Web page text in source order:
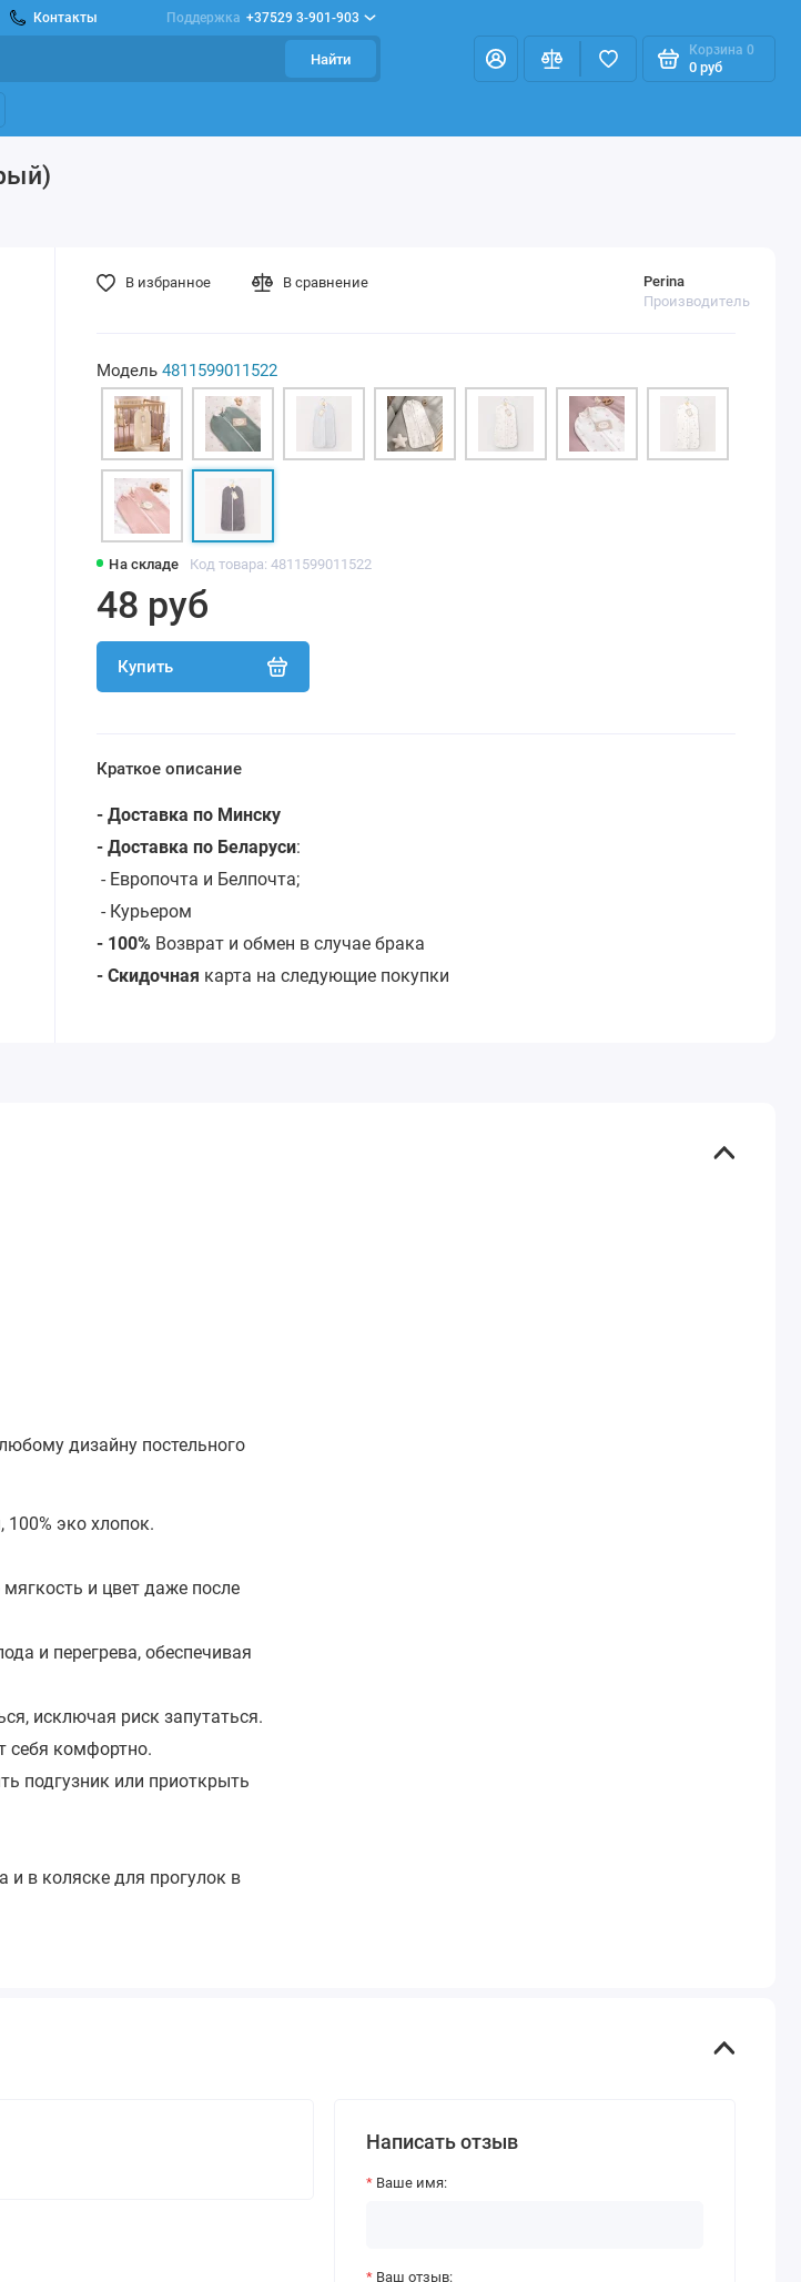
Контакты Поддержка +37529 3-901-903
Найти
Корзина 0
0 руб
На складе Код товара: 4811599011522
Perina
Производитель
48 руб
Купить
В избранное В сравнение
Модель 4811599011522
Краткое описание
- Доставка по Минску
- Доставка по Беларуси:
- Европочта и Белпочта;
- Курьером
- 100% Возврат и обмен в случае брака
- Скидочная карта на следующие покупки
дизайну постельного
эко хлопок.
и цвет даже после
и перегрева, обеспечивая
исключая риск запутаться.
себя комфортно.
подгузник или приоткрыть
и в коляске для прогулок в
Написать отзыв
Ваше имя:
Ваш отзыв: